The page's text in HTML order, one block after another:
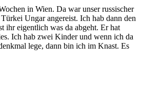
in Wien. Da war unser russischer
Ungar angereist. Ich hab dann den
ihr eigentlich was da abgeht. Er hat
Ich hab zwei Kinder und wenn ich da
lege, dann bin ich im Knast. Es